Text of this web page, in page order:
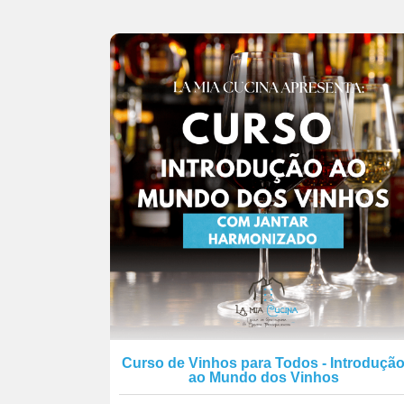
Curso de Vinhos para Todos - Introdução
ao Mundo dos Vinhos